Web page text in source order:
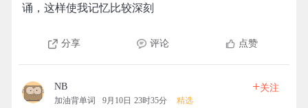
诵，这样使我记忆比较深刻
分享 评论 点赞
NB
加油背单词 9月10日 23时35分 精选
+关注